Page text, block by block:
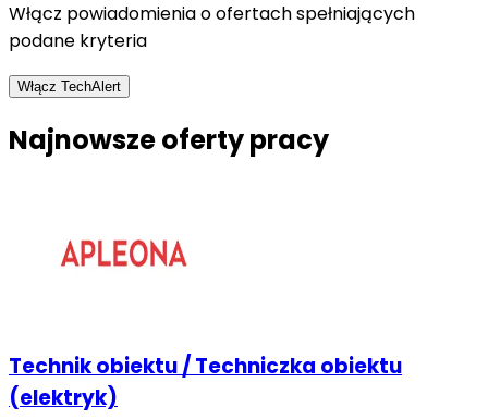
Włącz powiadomienia o ofertach spełniających
podane kryteria
Włącz TechAlert
Najnowsze oferty pracy
Technik obiektu / Techniczka obiektu
(elektryk)